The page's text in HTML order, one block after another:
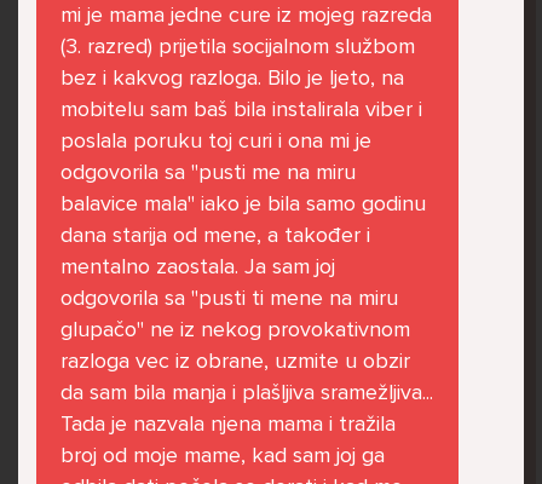
Već 6 godina u školi nekoliko cura iz mog
razreda me izbacuju iz zajedničkih aktivnosti
te me iskorištavaju. Dečki iz mojeg razreda mi
govore da sam glupača te me preko discorda
vrijeđaju jer sam niska te mi govore da se
ubijem. Prije mjesec dana su me istukli kod
parka iz čistog mira dok sam prolazila sa
svojim susjedama i malim psom. Stalno u
krevet idem plačući. Nesvjesno te zbog
ljutnje sam se počela tući po nogama no
prestala sam jer me važna osoba potaknula
na to. Prije toga svega nakon nekoliko godina
prijateljstva ostavila me najbolja prijateljica
nisam htjela ići u školu jer me to sve jako
pogodilo. Cyber bulyala me preko snapchata
mi je mama jedne cure iz mojeg razreda
(3. razred) prijetila socijalnom službom
bez i kakvog razloga. Bilo je ljeto, na
mobitelu sam baš bila instalirala viber i
poslala poruku toj curi i ona mi je
odgovorila sa "pusti me na miru
balavice mala" iako je bila samo godinu
dana starija od mene, a također i
mentalno zaostala. Ja sam joj
odgovorila sa "pusti ti mene na miru
glupačo" ne iz nekog provokativnom
razloga vec iz obrane, uzmite u obzir
da sam bila manja i plašljiva sramežljiva...
Tada je nazvala njena mama i tražila
broj od moje mame, kad sam joj ga